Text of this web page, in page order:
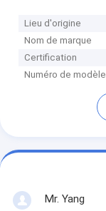
Lieu d'origine
Nom de marque
Certification
Numéro de modèle
Mr. Yang